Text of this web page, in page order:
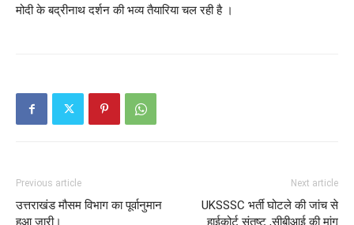
मोदी के बद्रीनाथ दर्शन की भव्य तैयारिया चल रही है ।
Previous article
उत्तराखंड मौसम विभाग का पूर्वानुमान
हुआ जारी।
Next article
UKSSSC भर्ती घोटले की जांच से
हाईकोर्ट संतुष्ट ,सीबीआई की मांग